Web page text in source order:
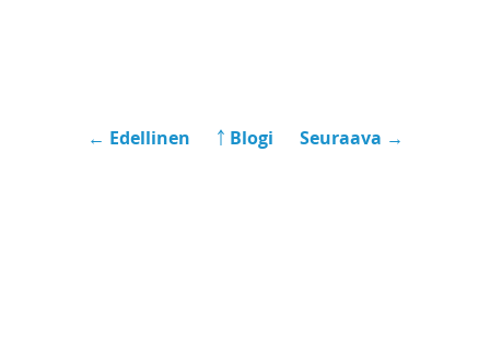
← Edellinen ￪ Blogi Seuraava →